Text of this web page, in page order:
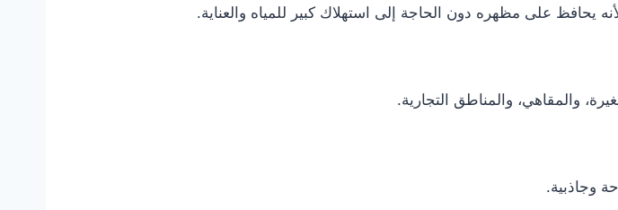
يحافظ على مظهره دون الحاجة إلى استهلاك كبير للمياه والعناية.
والمقاهي، والمناطق التجارية.
وجاذبية.